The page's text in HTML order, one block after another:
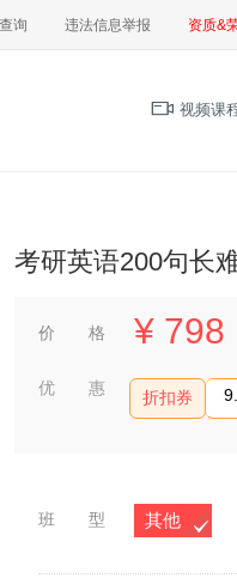
询 违法信息举报 资质&
视频课
考研英语200句长
价 格 ¥ 798
优 惠 折扣券
班 型 其他